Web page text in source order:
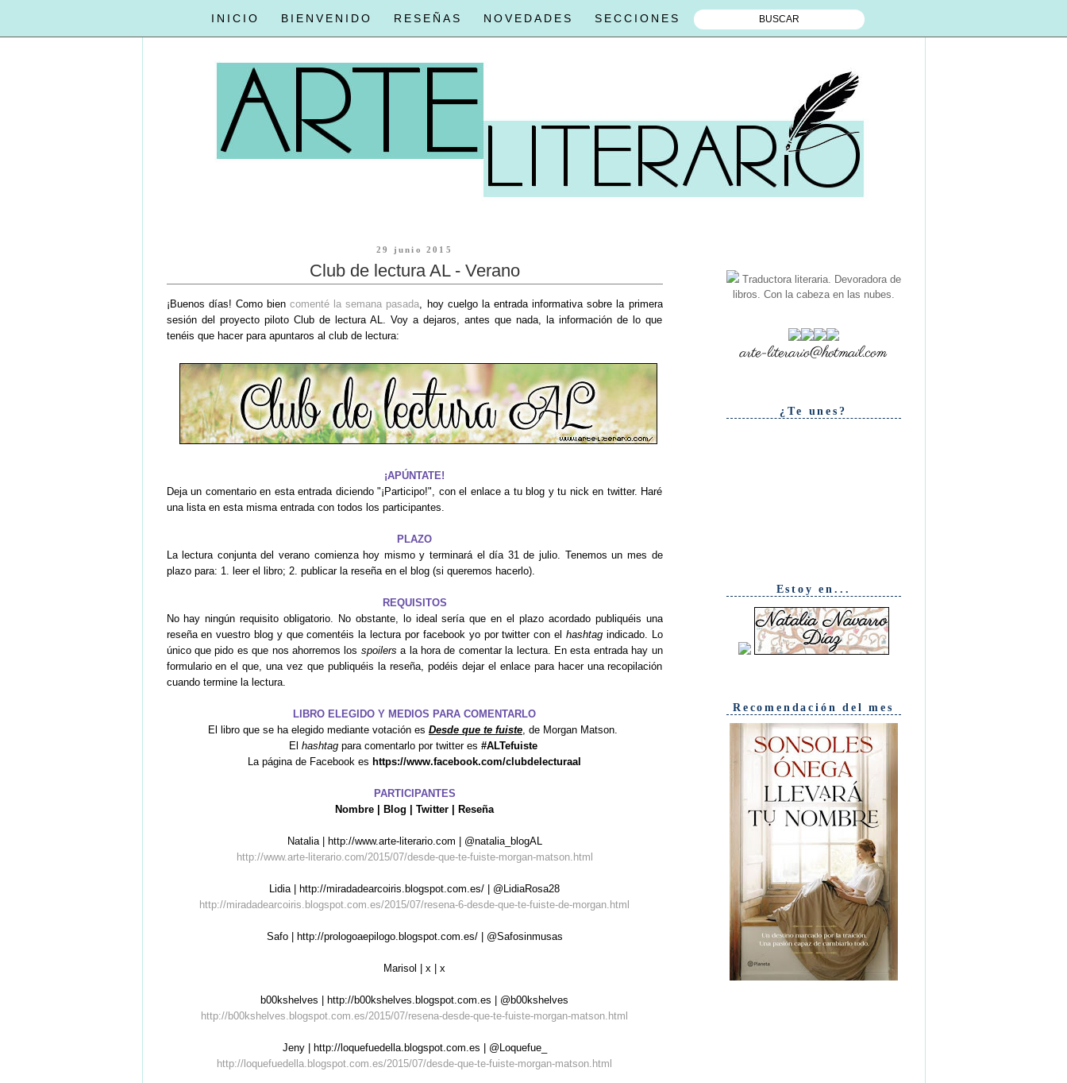
INICIO BIENVENIDO RESEÑAS NOVEDADES SECCIONES
29 junio 2015
Club de lectura AL - Verano
¡Buenos días! Como biencomenté la semana pasada , hoy cuelgo la entrada informativa sobre la primera
sesión del proyecto piloto Club de lectura AL. Voy a dejaros, antes que nada, la información de lo que
tenéis que hacer para apuntaros al club de lectura:
¡APÚNTATE!
Deja un comentario en esta entrada diciendo "¡Participo!", con el enlace a tu blog y tu nick en twitter. Haré
una lista en esta misma entrada con todos los participantes.
PLAZO
La lectura conjunta del verano comienza hoy mismo y terminará el día 31 de julio. Tenemos un mes de
plazo para: 1. leer el libro; 2. publicar la reseña en el blog (si queremos hacerlo).
REQUISITOS
No hay ningún requisito obligatorio. No obstante, lo ideal sería que en el plazo acordado publiquéis una
reseña en vuestro blog y que comentéis la lectura por facebook yo por twitter con el hashtag indicado. Lo
único que pido es que nos ahorremos los spoilersa la hora de comentar la lectura. En esta entrada hay un
formulario en el que, una vez que publiquéis la reseña, podéis dejar el enlace para hacer una recopilación
cuando termine la lectura.
LIBRO ELEGIDO Y MEDIOS PARA COMENTARLO
El libro que se ha elegido mediante votación es Desde que te fuiste , de Morgan Matson.
El hashtag para comentarlo por twitter es #ALTefuiste
La página de Facebook es https://www.facebook.com/clubdelecturaal
PARTICIPANTES
Nombre | Blog | Twitter | Reseña
Natalia | http://www.arte-literario.com | @natalia_blogAL
http://www.arte-literario.com/2015/07/desde-que-te-fuiste-morgan-matson.html
Lidia | http://miradadearcoiris.blogspot.com.es/ | @LidiaRosa28
http://miradadearcoiris.blogspot.com.es/2015/07/resena-6-desde-que-te-fuiste-de-morgan.html
Safo | http://prologoaepilogo.blogspot.com.es/ | @Safosinmusas
Marisol | x | x
b00kshelves | http://b00kshelves.blogspot.com.es | @b00kshelves
http://b00kshelves.blogspot.com.es/2015/07/resena-desde-que-te-fuiste-morgan-matson.html
Jeny | http://loquefuedella.blogspot.com.es | @Loquefue_
http://loquefuedella.blogspot.com.es/2015/07/desde-que-te-fuiste-morgan-matson.html
Traductora literaria. Devoradora de
libros. Con la cabeza en las nubes.
¿Te unes?
Estoy en...
Recomendación del mes